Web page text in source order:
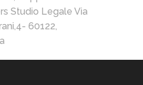
Studio Legale Via
60122,